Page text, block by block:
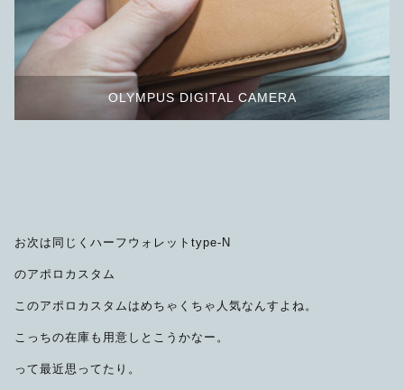
OLYMPUS DIGITAL CAMERA
お次は同じくハーフウォレットtype-N
のアポロカスタム
このアポロカスタムはめちゃくちゃ人気なんすよね。
こっちの在庫も用意しとこうかなー。
って最近思ってたり。